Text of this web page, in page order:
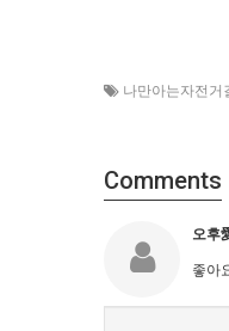
나만아는자전거
Comments
오후
좋아